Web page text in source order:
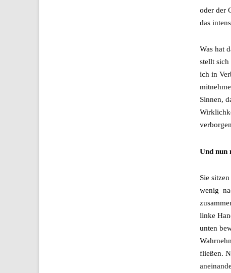
oder der
das
Was hat
stellt
ich in
Sinnen,
Und nun
Sie
wenig
linke
unten
fließen.